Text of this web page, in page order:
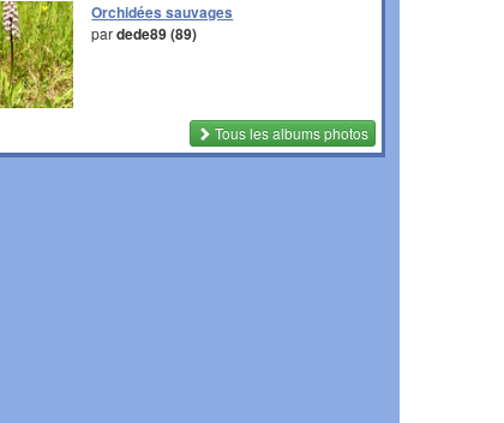
Orchidées sauvages
pardede89 (89)
Tous les albums photos